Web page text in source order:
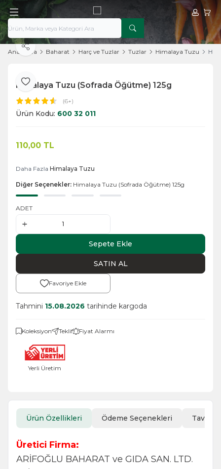
Hesabım
Ana Sayfa Baharat Harç ve Tuzlar Tuzlar Himalaya Tuzu
Favoriye Ekle
Paylaş
Himalaya Tuzu (Sofrada Öğütme) 125g
(6+)
Ürün Kodu: 600 32 011
110,00 TL
Daha Fazla Himalaya Tuzu
Diğer Seçenekler: Himalaya Tuzu (Sofrada Öğütme) 125g
ADET
Sepete Ekle
SATIN AL
Favoriye Ekle
Tahmini 15.08.2026 tarihinde kargoda
Koleksiyon Teklif Fiyat Alarmı
Yerli Üretim
Ürün Özellikleri Ödeme Seçenekleri Tavsiye
Üretici Firma:
ARİFOĞLU BAHARAT ve GIDA SAN. LTD.